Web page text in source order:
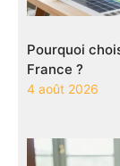
Pourquoi
France ?
4 août 2026